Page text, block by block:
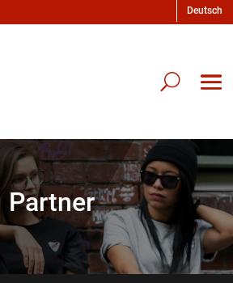
Partner